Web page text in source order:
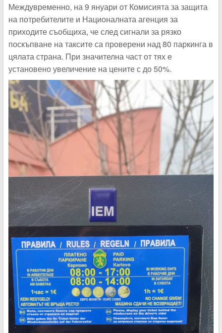
Междувременно, на 9 януари от Комисията за защита
на потребителите и Националната агенция за
приходите съобщиха, че след сигнали за рязко
поскъпване на таксите са проверени над 80 паркинга в
цялата страна. При значителна част от тях е
установено увеличение на цените с до 50%.